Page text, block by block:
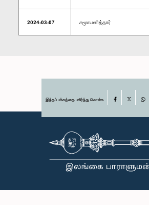
2024-03-07 சமூகமளித்தார்
இந்தப் பக்கத்தை பகிர்ந்து கொள்க Facebook